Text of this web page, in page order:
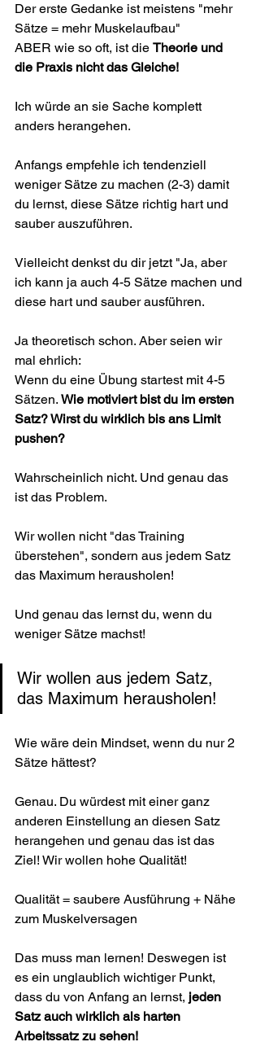
Der erste Gedanke ist meistens "mehr
Sätze = mehr Muskelaufbau"
ABER wie so oft, ist die Theorie und
die Praxis nicht das Gleiche!
Ich würde an sie Sache komplett
anders herangehen.
Anfangs empfehle ich tendenziell
weniger Sätze zu machen (2-3) damit
du lernst, diese Sätze richtig hart und
sauber auszuführen.
Vielleicht denkst du dir jetzt "Ja, aber
ich kann ja auch 4-5 Sätze machen und
diese hart und sauber ausführen.
Ja theoretisch schon. Aber seien wir
mal ehrlich:
Wenn du eine Übung startest mit 4-5
Sätzen. Wie motiviert bist du im ersten
Satz? Wirst du wirklich bis ans Limit
pushen?
Wahrscheinlich nicht. Und genau das
ist das Problem.
Wir wollen nicht "das Training
überstehen", sondern aus jedem Satz
das Maximum herausholen!
Und genau das lernst du, wenn du
weniger Sätze machst!
Wir wollen aus jedem Satz,
das Maximum herausholen!
Wie wäre dein Mindset, wenn du nur 2
Sätze hättest?
Genau. Du würdest mit einer ganz
anderen Einstellung an diesen Satz
herangehen und genau das ist das
Ziel! Wir wollen hohe Qualität!
Qualität = saubere Ausführung + Nähe
zum Muskelversagen
Das muss man lernen! Deswegen ist
es ein unglaublich wichtiger Punkt,
dass du von Anfang an lernst, jeden
Satz auch wirklich als harten
Arbeitssatz zu sehen!